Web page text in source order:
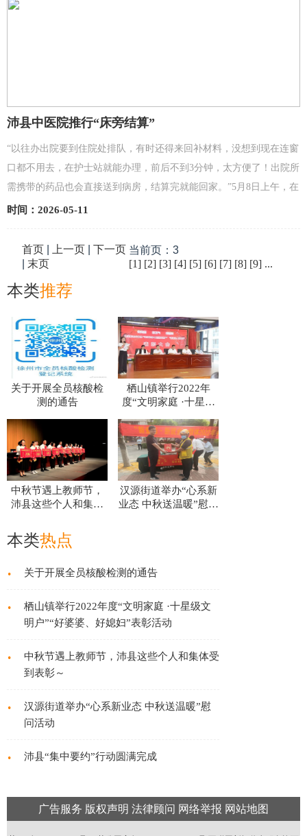
沛县中医院推行“床旁结算”
“以往办出院要到住院处排队，有时还得来回补材料，没想到现在连窗
口都不用去，在护士站就能办理，前后不到3分钟，太方便了！出院所
需携带的药品也会直接送到病房，结算完就能回家。”5月8日上午，在
沛县中医院心内科病区，患者家属李女士拿着刚打印...
时间：2026-05-11
首页| 上一页| 下一页
末页
当前页：3
[1] [2] [3] [4] [5] [6] [7] [8] [9] ...
本类推荐
关于开展全员核酸检
测的通告
栖山镇举行2022年
度“文明家庭 ·十星级
媳妇”表彰活动
中秋节遇上教师节，
沛县这些个人和集体
汉源街道举办“心系新
业态 中秋送温暖”慰问
本类热点
· 关于开展全员核酸检测的通告
·
栖山镇举行2022年度“文明家庭 ·十星级文
明户”“好婆婆、好媳妇”表彰活动
·
中秋节遇上教师节，沛县这些个人和集体受
到表彰～
·
汉源街道举办“心系新业态 中秋送温暖”慰
问活动
· 沛县“集中要约”行动圆满完成
广告服务 版权声明 法律顾问 网络举报 网站地图